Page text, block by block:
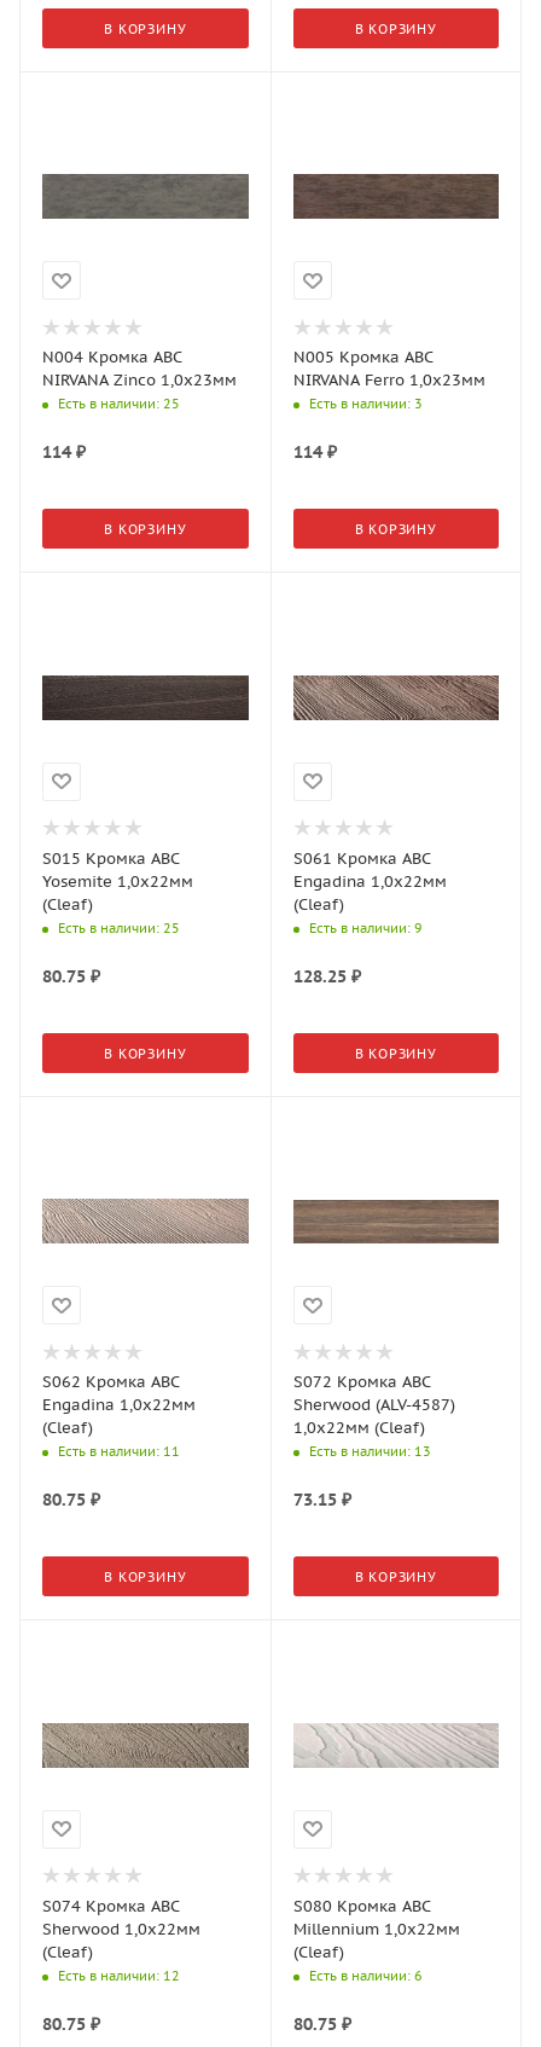
В КОРЗИНУ В КОРЗИНУ
N004 Кромка АВС
NIRVANA Zinco 1,0х23мм
Есть в наличии: 25
114₽
В КОРЗИНУ
N005 Кромка АВС
NIRVANA Ferro 1,0х23мм
Есть в наличии: 3
114₽
В КОРЗИНУ
S015 Кромка АВС
Yosemite 1,0х22мм
(Cleaf)
Есть в наличии: 25
80.75 ₽
В КОРЗИНУ
S061 Кромка АВС
Engadina 1,0х22мм
(Cleaf)
Есть в наличии: 9
128.25₽
В КОРЗИНУ
S062 Кромка АВС
Engadina 1,0х22мм
(Cleaf)
Есть в наличии: 11
80.75 ₽
В КОРЗИНУ
S072 Кромка АВС
Sherwood (ALV-4587)
1,0х22мм (Cleaf)
Есть в наличии: 13
73.15₽
В КОРЗИНУ
S074 Кромка АВС
Sherwood 1,0х22мм
(Cleaf)
Есть в наличии: 12
80.75 ₽
S080 Кромка АВС
Millennium 1,0х22мм
(Cleaf)
Есть в наличии: 6
80.75₽